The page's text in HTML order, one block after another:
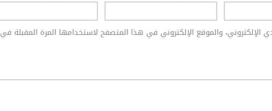
الإلكتروني، والموقع الإلكتروني في هذا المتصفح لاستخدامها المرة المقبلة في